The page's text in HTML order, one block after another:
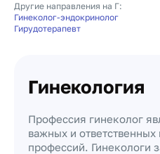
Другие направления на Г:
Гинеколог-эндокринолог
Гирудотерапевт
Гинекология
Профессия гинеколог
важных и
профессий. Гинекологи